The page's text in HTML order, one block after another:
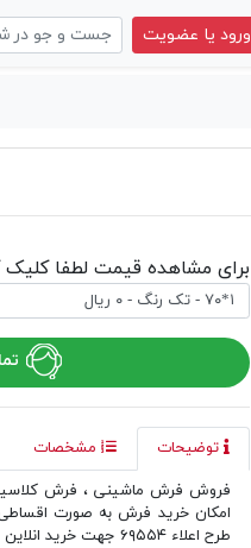
ورود یا عضویت
برای مشاهده قیمت لطفا کلیک
توضیحات مشخصات
فروش فرش ماشینی ، فرش
امکان خرید فرش به صورت
طرح اعلاء ۶۹۵۵۴ جهت خرید انلاین فرش باشماره ۰۲۱۴۸۰۶۲ تماس حاصل نمایید